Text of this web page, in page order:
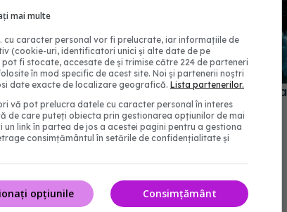
când apare în
lua. Cum
și
din
semnat
la
Moderna retrage aprobarea
vaccinului combinat gripă -
COVID
23 mai 2025, 12:33
mai multe
cu caracter personal vor fi prelucrate, iar informațiile de
(cookie-uri, identificatori unici și alte date de pe
fi stocate, accesate de și trimise către 224 de parteneri
în mod specific de acest site. Noi și partenerii noștri
date exacte de localizare geografică. Lista partenerilor.
vă pot prelucra datele cu caracter personal în interes
de care puteți obiecta prin gestionarea opțiunilor de mai
un link în partea de jos a acestei pagini pentru a gestiona
consimțământul în setările de confidențialitate și
Consimțământ
opțiunile